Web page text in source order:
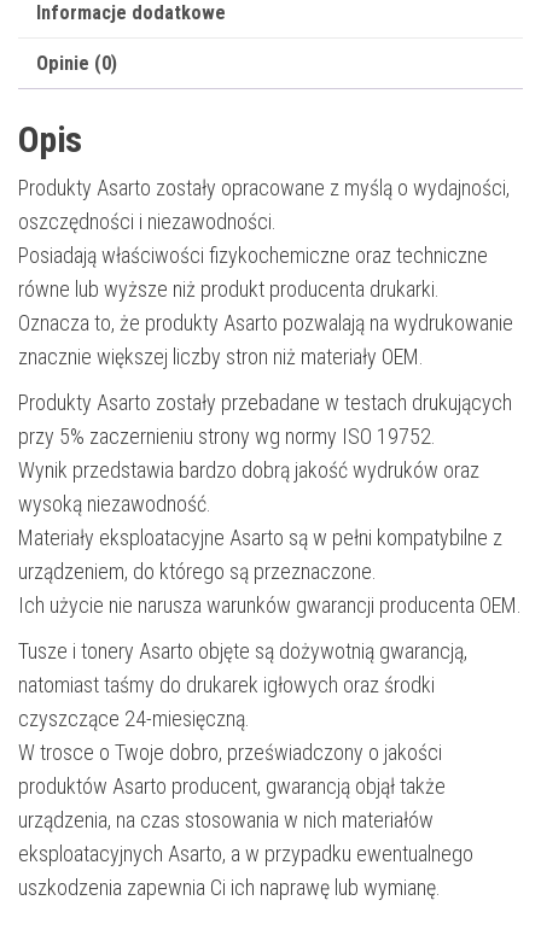
yellow
Informacje dodatkowe
Opinie (0)
Opis
Produkty Asarto zostały opracowane z myślą o wydajności,
oszczędności i niezawodności.
Posiadają właściwości fizykochemiczne oraz techniczne
równe lub wyższe niż produkt producenta drukarki.
Oznacza to, że produkty Asarto pozwalają na wydrukowanie
znacznie większej liczby stron niż materiały OEM.
Produkty Asarto zostały przebadane w testach drukujących
przy 5% zaczernieniu strony wg normy ISO 19752.
Wynik przedstawia bardzo dobrą jakość wydruków oraz
wysoką niezawodność.
Materiały eksploatacyjne Asarto są w pełni kompatybilne z
urządzeniem, do którego są przeznaczone.
Ich użycie nie narusza warunków gwarancji producenta OEM.
Tusze i tonery Asarto objęte są dożywotnią gwarancją,
natomiast taśmy do drukarek igłowych oraz środki
czyszczące 24-miesięczną.
W trosce o Twoje dobro, przeświadczony o jakości
produktów Asarto producent, gwarancją objął także
urządzenia, na czas stosowania w nich materiałów
eksploatacyjnych Asarto, a w przypadku ewentualnego
uszkodzenia zapewnia Ci ich naprawę lub wymianę.